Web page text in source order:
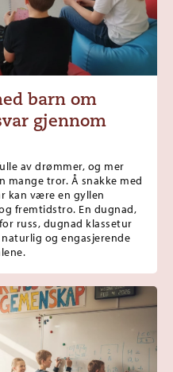
barn om
gjennom
av drømmer, og mer
mange tror. Å snakke med
kan være en gyllen
fremtidstro. En dugnad,
russ, dugnad klassetur
og engasjerende